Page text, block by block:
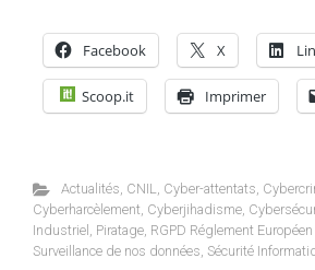
Facebook X
Scoop.it Imprimer
Actualités, CNIL, Cyber-attentats,
Cyberharcèlement, Cyberjihadisme,
Industriel , Piratage, RGPD Réglement
Surveillance de nos données, Sécurité